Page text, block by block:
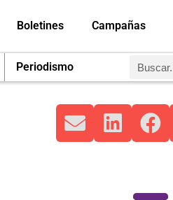
Boletines Campañas
Periodismo